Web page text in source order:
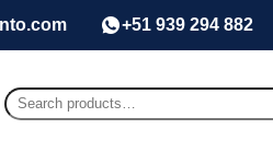
+51 939 294 882
Search
for: